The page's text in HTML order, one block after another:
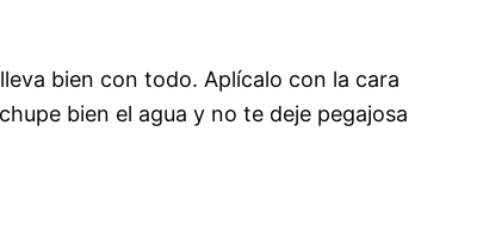
bien con todo. Aplícalo con la cara
bien el agua y no te deje pegajosa